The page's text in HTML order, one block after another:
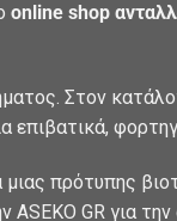
online shop
Στον
πρότυπης
ASEKO GR για